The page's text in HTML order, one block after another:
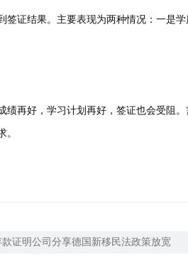
证结果。主要表现为两种情况：一是学
再好，学习计划再好，签证也会受阻。
。
证明公司分享德国新移民法政策放宽